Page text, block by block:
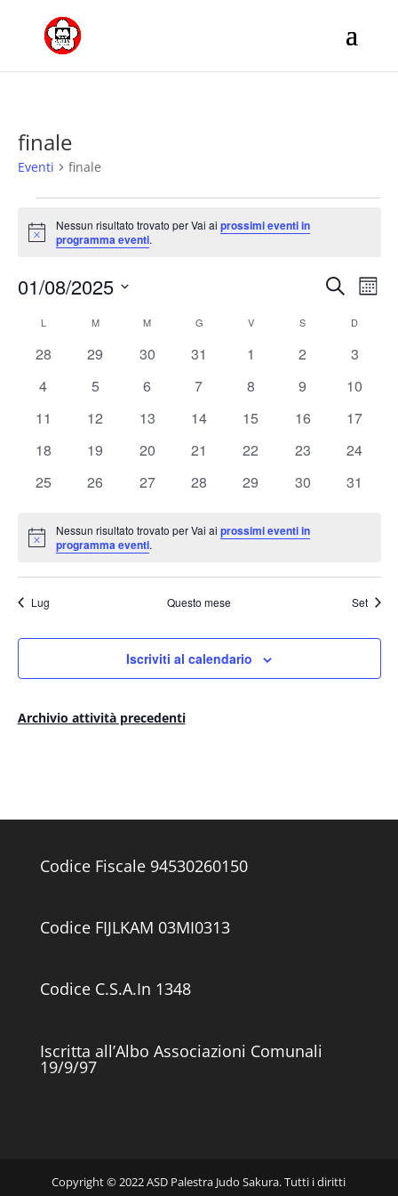
finale
Eventi finale
Eventi
Notice
Nessun risultato trovato per Vai aiprossimi eventi in
programma eventi.
Eventi
viste
CercaMese
01/08/2025
data.
Calendario
di
L MMARTEDÌ M MERCOLEDÌ
G VVENERDÌ S D
0
28
0
29
0
30
0
31
0
1
0
2
0
3
0
4
0
5
0
6
0
7
0
8
0
9
0
10
0
11
0
12
0
13
0
14
0
15
0
16
0
17
0
18
0
19
0
20
0
21
0
22
0
23
0
24
0
25
0
26
0
27
0
28
0
29
0
30
0
31
Notice
Nessun risultato trovato per Vai aiprossimi eventi in
programma eventi.
Lug Questo mese Set
Iscriviti al calendario
Archivio attività precedenti
Codice Fiscale 94530260150
Codice FIJLKAM 03MI0313
Codice C.S.A.In 1348
Iscritta all’Albo Associazioni Comunali
19/9/97
Copyright © 2022 ASD Palestra Judo Sakura. Tutti i diritti